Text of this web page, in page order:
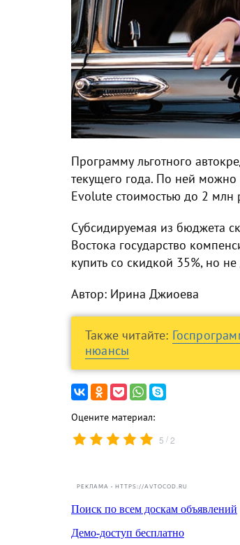
Программу льготного
текущего года. По ней можно
Evolute стоимостью до 2 млн
Субсидируемая из бюджета
Востока государство
купить со скидкой 35%, но
Автор: Ирина Джиоева
Также читайте:
нюансы
Оцените материал:
5 /2
РЕКЛАМА • HTTPS://AVTOCOD.RU